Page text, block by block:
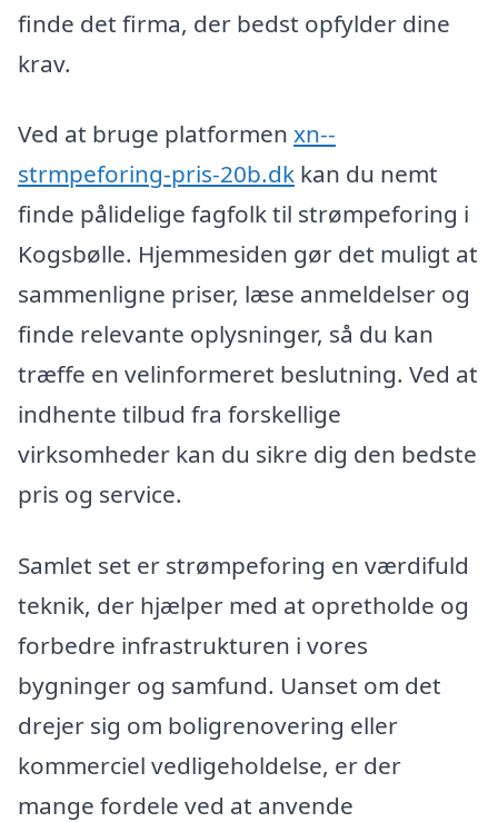
finde det firma, der bedst opfylder dine
krav.
Ved at bruge platformen xn--
strmpeforing-pris-20b.dk kan du nemt
finde pålidelige fagfolk til strømpeforing i
Kogsbølle. Hjemmesiden gør det muligt at
sammenligne priser, læse anmeldelser og
finde relevante oplysninger, så du kan
træffe en velinformeret beslutning. Ved at
indhente tilbud fra forskellige
virksomheder kan du sikre dig den bedste
pris og service.
Samlet set er strømpeforing en værdifuld
teknik, der hjælper med at opretholde og
forbedre infrastrukturen i vores
bygninger og samfund. Uanset om det
drejer sig om boligrenovering eller
kommerciel vedligeholdelse, er der
mange fordele ved at anvende